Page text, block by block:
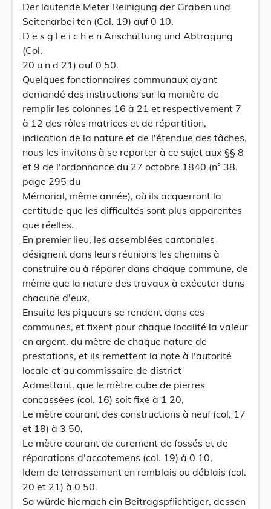
Der laufende Meter Reinigung der Graben und
Seitenarbei ten (Col. 19) auf 0 10.
D e s g l e i c h e n Anschüttung und Abtragung
(Col.
20 u n d 21) auf 0 50.
Quelques fonctionnaires communaux ayant
demandé des instructions sur la manière de
remplir les colonnes 16 à 21 et respectivement 7
à 12 des rôles matrices et de répartition,
indication de la nature et de l'étendue des tâches,
nous les invitons à se reporter à ce sujet aux §§ 8
et 9 de l'ordonnance du 27 octobre 1840 (n° 38,
page 295 du
Mémorial, même année), où ils acquerront la
certitude que les difficultés sont plus apparentes
que réelles.
En premier lieu, les assemblées cantonales
désignent dans leurs réunions les chemins à
construire ou à réparer dans chaque commune, de
même que la nature des travaux à exécuter dans
chacune d'eux,
Ensuite les piqueurs se rendent dans ces
communes, et fixent pour chaque localité la valeur
en argent, du mètre de chaque nature de
prestations, et ils remettent la note à l'autorité
locale et au commissaire de district
Admettant, que le mètre cube de pierres
concassées (col. 16) soit fixé à 1 20,
Le mètre courant des constructions à neuf (col, 17
et 18) à 3 50,
Le mètre courant de curement de fossés et de
réparations d'accotemens (col. 19) à 0 10,
Idem de terrassement en remblais ou déblais (col.
20 et 21) à 0 50.
So würde hiernach ein Beitragspflichtiger, dessen